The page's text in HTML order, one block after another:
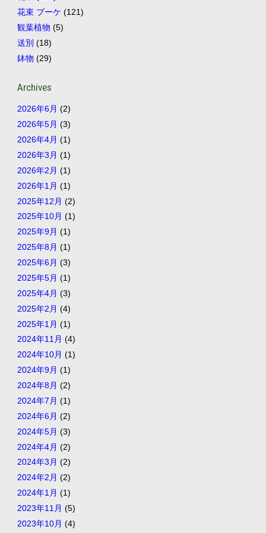
花束 ブーケ (121)
観葉植物 (5)
送別 (18)
鉢物 (29)
Archives
2026年6月 (2)
2026年5月 (3)
2026年4月 (1)
2026年3月 (1)
2026年2月 (1)
2026年1月 (1)
2025年12月 (2)
2025年10月 (1)
2025年9月 (1)
2025年8月 (1)
2025年6月 (3)
2025年5月 (1)
2025年4月 (3)
2025年2月 (4)
2025年1月 (1)
2024年11月 (4)
2024年10月 (1)
2024年9月 (1)
2024年8月 (2)
2024年7月 (1)
2024年6月 (2)
2024年5月 (3)
2024年4月 (2)
2024年3月 (2)
2024年2月 (2)
2024年1月 (1)
2023年11月 (5)
2023年10月 (4)